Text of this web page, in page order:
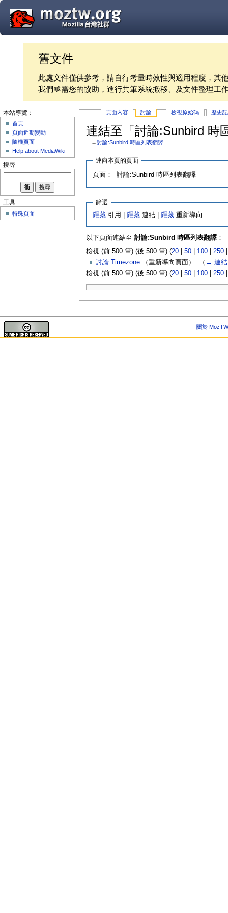
舊文件
此處文件僅供參考，請自行考量時效性與適用程度，其
我們亟需您的協助，進行共筆系統搬移、及文件整理工
頁面內容 討論 檢視原始碼 歷史
連結至「討論:Sunbird 時
←討論:Sunbird 時區列表翻譯
連向本頁的頁面
頁面：
篩選
隱藏 引用 | 隱藏 連結 | 隱藏 重新導向
以下頁面連結至 討論:Sunbird 時區列表翻譯：
檢視 (前 500 筆) (後 500 筆) (20| 50| 100| 250
討論:Timezone（重新導向頁面） ‎ （ ← 連結
檢視 (前 500 筆) (後 500 筆) (20| 50| 100| 250
本站導覽：
首頁
頁面近期變動
隨機頁面
Help about MediaWiki
搜尋
工具:
特殊頁面
關於